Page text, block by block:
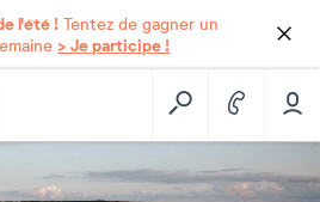
l'été ! Tentez de gagner un
> Je participe !